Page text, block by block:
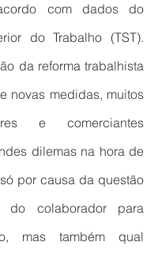
com dados do
do Trabalho (TST).
da reforma trabalhista
novas medidas, muitos
e comerciantes
dilemas na hora de
por causa da questão
do colaborador para
mas também qual